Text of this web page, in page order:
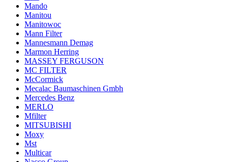
Mando
Manitou
Manitowoc
Mann Filter
Mannesmann Demag
Marmon Herring
MASSEY FERGUSON
MC FILTER
McCormick
Mecalac Baumaschinen Gmbh
Mercedes Benz
MERLO
Mfilter
MITSUBISHI
Moxy
Mst
Multicar